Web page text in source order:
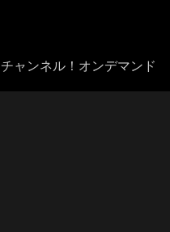
チャンネル！オンデマンド